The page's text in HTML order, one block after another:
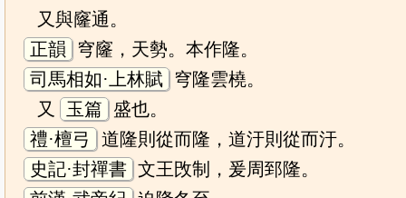
又與窿通。
正韻
穹窿，天勢。本作隆。
司馬相如·上林賦 穹隆雲橈。
又
玉篇
盛也。
禮·檀弓
道隆則從而隆，道汙則從而汙。
史記·封禪書 文王攺制，爰周郅隆。